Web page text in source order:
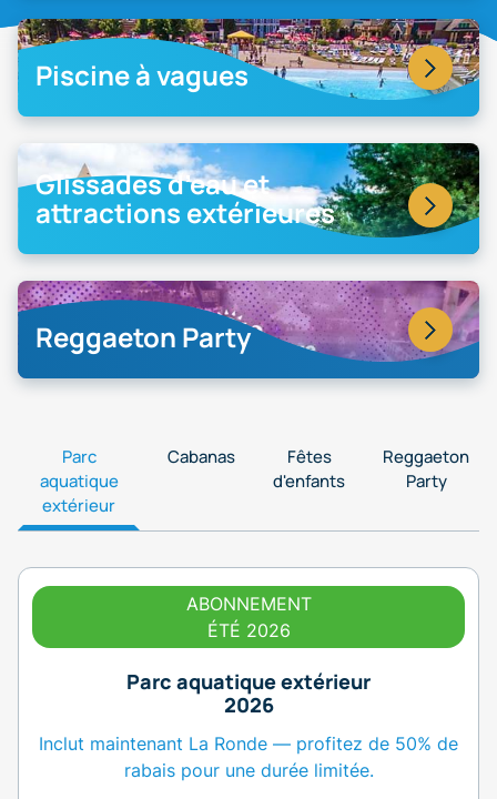
Piscine à vagues
Glissades d’eau et
attractions extérieures
Reggaeton Party
Parc
aquatique
extérieur
Cabanas
Fêtes
d'enfants
Reggaeton
Party
ABONNEMENT
ÉTÉ 2026
Parc aquatique extérieur
2026
Inclut maintenant La Ronde — profitez de 50% de
rabais pour une durée limitée.